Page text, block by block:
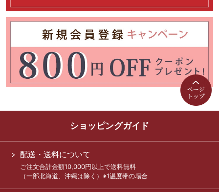
ショッピングガイド
配送・送料について
ご注文合計金額10,000円以上で送料無料
（一部北海道、沖縄は除く）※1温度帯の場合